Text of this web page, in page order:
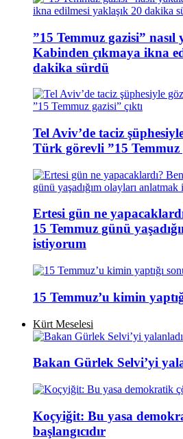
”15 Temmuz gazisi” nasıl
Kabinden çıkmaya ikna
dakika sürdü
Tel Aviv’de taciz
Türk görevli ”15 Temmuz
Ertesi gün ne
15 Temmuz günü
istiyorum
15 Temmuz’u kimin
Kürt Meselesi
Bakan Gürlek Selvi’yi
Koçyiğit: Bu yasa
başlangıcıdır